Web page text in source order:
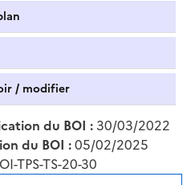
/ modifier
du BOI : 30/03/2022
du BOI :05/02/2025
TPS-TS-20-30